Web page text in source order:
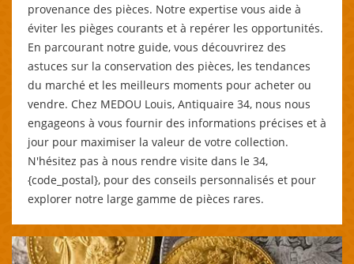
provenance des pièces. Notre expertise vous aide à
éviter les pièges courants et à repérer les opportunités.
En parcourant notre guide, vous découvrirez des
astuces sur la conservation des pièces, les tendances
du marché et les meilleurs moments pour acheter ou
vendre. Chez MEDOU Louis, Antiquaire 34, nous nous
engageons à vous fournir des informations précises et à
jour pour maximiser la valeur de votre collection.
N'hésitez pas à nous rendre visite dans le 34,
{code_postal}, pour des conseils personnalisés et pour
explorer notre large gamme de pièces rares.